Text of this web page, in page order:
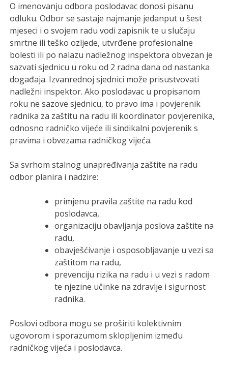
O imenovanju odbora poslodavac donosi pisanu
odluku. Odbor se sastaje najmanje jedanput u šest
mjeseci i o svojem radu vodi zapisnik te u slučaju
smrtne ili teško ozljede, utvrđene profesionalne
bolesti ili po nalazu nadležnog inspektora obvezan je
sazvati sjednicu u roku od 2 radna dana od nastanka
događaja. Izvanrednoj sjednici može prisustvovati
nadležni inspektor. Ako poslodavac u propisanom
roku ne sazove sjednicu, to pravo ima i povjerenik
radnika za zaštitu na radu ili koordinator povjerenika,
odnosno radničko vijeće ili sindikalni povjerenik s
pravima i obvezama radničkog vijeća.
Sa svrhom stalnog unapređivanja zaštite na radu
odbor planira i nadzire:
primjenu pravila zaštite na radu kod
poslodavca,
organizaciju obavljanja poslova zaštite na
radu,
obavješćivanje i osposobljavanje u vezi sa
zaštitom na radu,
prevenciju rizika na radu i u vezi s radom
te njezine učinke na zdravlje i sigurnost
radnika.
Poslovi odbora mogu se proširiti kolektivnim
ugovorom i sporazumom sklopljenim između
radničkog vijeća i poslodavca.